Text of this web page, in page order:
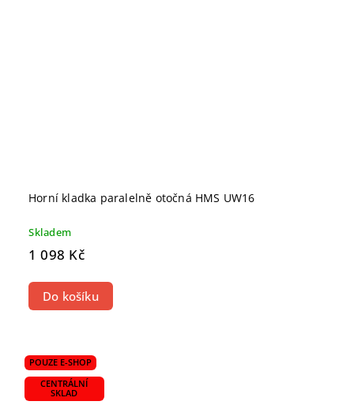
Horní kladka paralelně otočná HMS UW16
Skladem
1 098 Kč
Do košíku
POUZE E-SHOP
CENTRÁLNÍ
SKLAD